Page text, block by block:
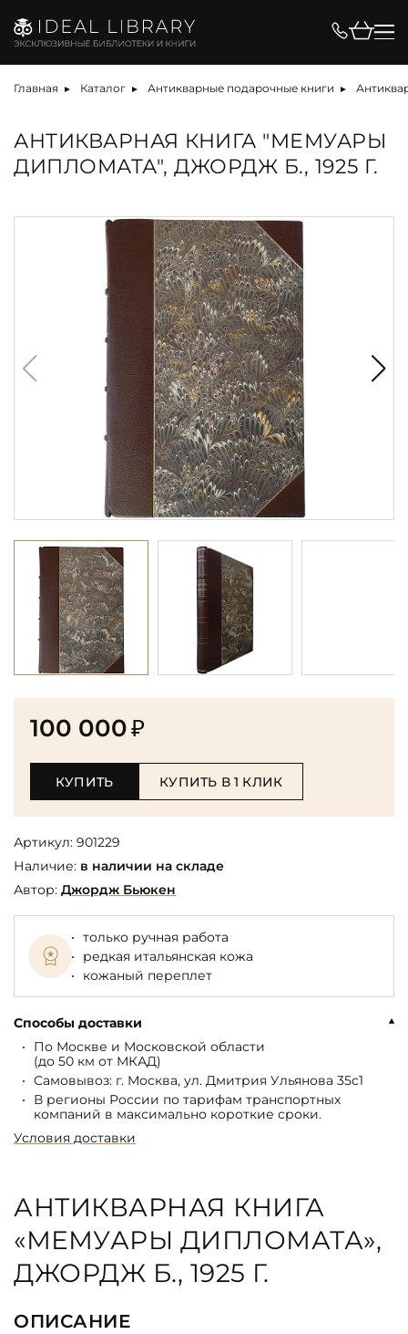
Главная Каталог Антикварные подарочные книги
АНТИКВАРНАЯ КНИГА "МЕМУАРЫ
ДИПЛОМАТА", ДЖОРДЖ Б., 1925 Г.
100 000₽
КУПИТЬ КУПИТЬ В 1 КЛИК
Артикул: 901229
Наличие: в наличии на складе
Автор: Джордж Бьюкен
только ручная работа
редкая итальянская кожа
кожаный переплет
Способы доставки
По Москве и Московской области
(до 50 км от МКАД)
Самовывоз: г. Москва, ул. Дмитрия Ульянова 35с1
В регионы России по тарифам транспортных
компаний в максимально короткие сроки.
Условия доставки
АНТИКВАРНАЯ КНИГА
«МЕМУАРЫ ДИПЛОМАТА»,
ДЖОРДЖ Б., 1925 Г.
ОПИСАНИЕ